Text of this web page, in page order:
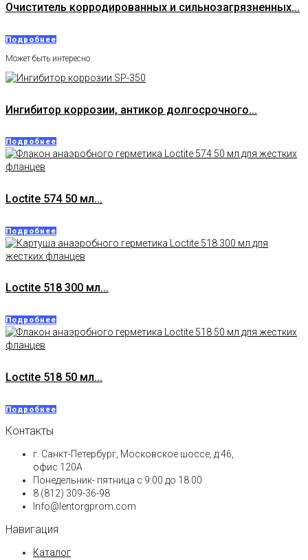
Очиститель корродированных и сильнозагрязненных...
Подробнее
Может быть интересно
Ингибитор коррозии, антикор долгосрочного...
Подробнее
Loctite 574 50 мл...
Подробнее
Loctite 518 300 мл...
Подробнее
Loctite 518 50 мл...
Подробнее
Контакты
г. Санкт-Петербург, Московское шоссе, д.46,
офис 120А
Понедельник- пятница с 9:00 до 18:00​
8 (812) 309-36-98
Info@lentorgprom.com
Навигация
Каталог